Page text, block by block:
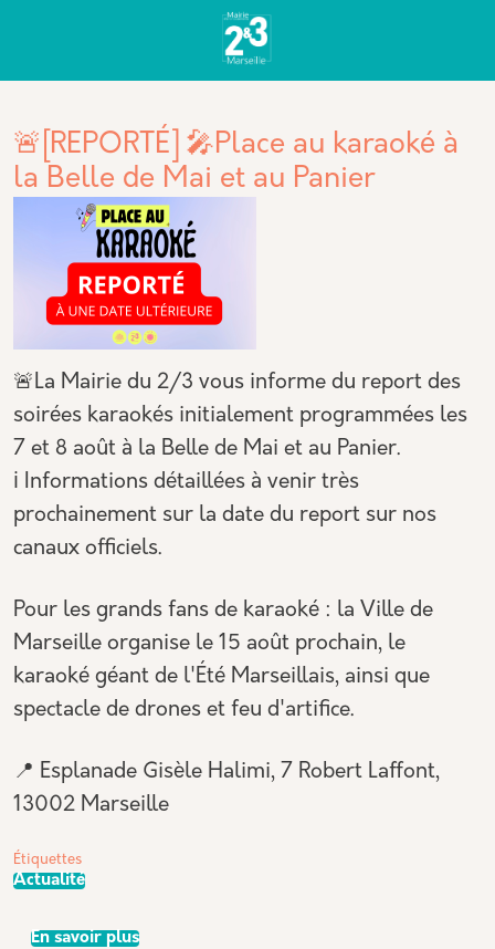
🚨[REPORTÉ] 🎤Place au karaoké à
la Belle de Mai et au Panier
🚨La Mairie du 2/3 vous informe du report des
soirées karaokés initialement programmées les
7 et 8 août à la Belle de Mai et au Panier.
ℹ️ Informations détaillées à venir très
prochainement sur la date du report sur nos
canaux officiels.
Pour les grands fans de karaoké : la Ville de
Marseille organise le 15 août prochain, le
karaoké géant de l'Été Marseillais, ainsi que
spectacle de drones et feu d'artifice.
📍 Esplanade Gisèle Halimi, 7 Robert Laffont,
13002 Marseille
Étiquettes
Actualité
En savoir plussur 🚨[REPORTÉ] 🎤Place au karaoké à la
Panneau de gestion des cookies